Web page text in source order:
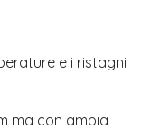
e i ristagni
ma con ampia